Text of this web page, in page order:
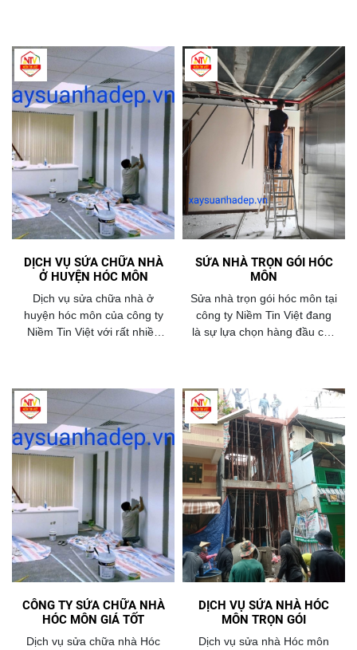
0977345189.
DỊCH VỤ SỬA CHỮA NHÀ
Ở HUYỆN HÓC MÔN
Dịch vụ sửa chữa nhà ở
huyện hóc môn của công ty
Niềm Tin Việt với rất nhiều
SỬA NHÀ TRỌN GÓI HÓC
MÔN
Sửa nhà trọn gói hóc môn tại
công ty Niềm Tin Việt đang
là sự lựa chọn hàng đầu của
CÔNG TY SỬA CHỮA NHÀ
HÓC MÔN GIÁ TỐT
Dịch vụ sửa chữa nhà Hóc
DỊCH VỤ SỬA NHÀ HÓC
MÔN TRỌN GÓI
Dịch vụ sửa nhà Hóc môn